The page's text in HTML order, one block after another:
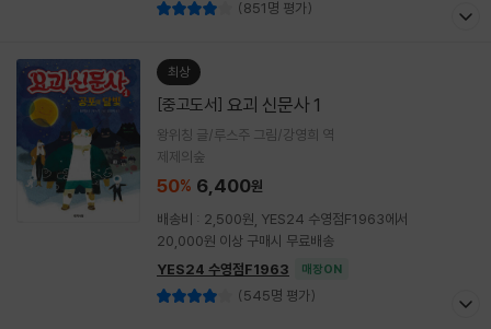
(851명 평가)
최상
[중고도서] 요괴 신문사 1
왕위칭 글/루스주 그림/강영희 역
제제의숲
50% 6,400원
배송비 : 2,500원, YES24 수영점F1963에서
20,000원 이상 구매시 무료배송
YES24 수영점F1963
매장ON
(545명 평가)